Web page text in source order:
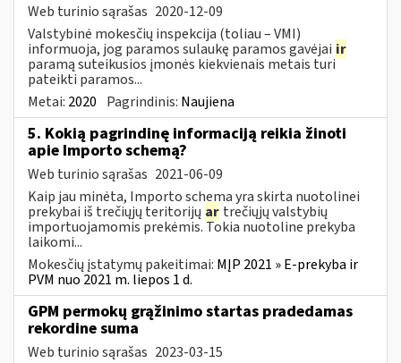
Web turinio sąrašas 2020-12-09
Valstybinė mokesčių inspekcija (toliau – VMI)
informuoja, jog paramos sulaukę paramos gavėjai ir
paramą suteikusios įmonės kiekvienais metais turi
pateikti paramos...
Metai: 2020 Pagrindinis: Naujiena
5. Kokią pagrindinę informaciją reikia žinoti
apie Importo schemą?
Web turinio sąrašas 2021-06-09
Kaip jau minėta, Importo schema yra skirta nuotolinei
prekybai iš trečiųjų teritorijų ar trečiųjų valstybių
importuojamomis prekėmis. Tokia nuotoline prekyba
laikomi...
Mokesčių įstatymų pakeitimai: MĮP 2021 » E-prekyba ir
PVM nuo 2021 m. liepos 1 d.
GPM permokų grąžinimo startas pradedamas
rekordine suma
Web turinio sąrašas 2023-03-15